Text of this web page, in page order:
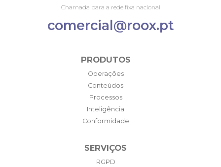
Chamada para a rede fixa nacional
comercial@roox.pt
PRODUTOS
Operações
Conteúdos
Processos
Inteligência
Conformidade
SERVIÇOS
RGPD